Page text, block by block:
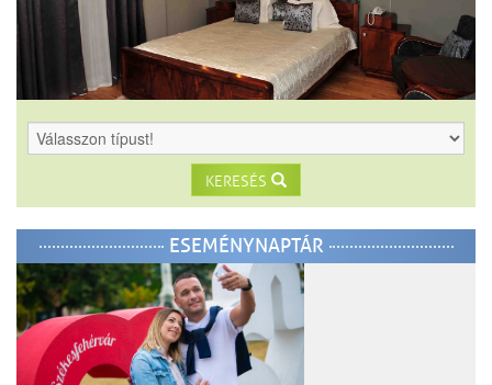
KERESÉS
ESEMÉNYNAPTÁR